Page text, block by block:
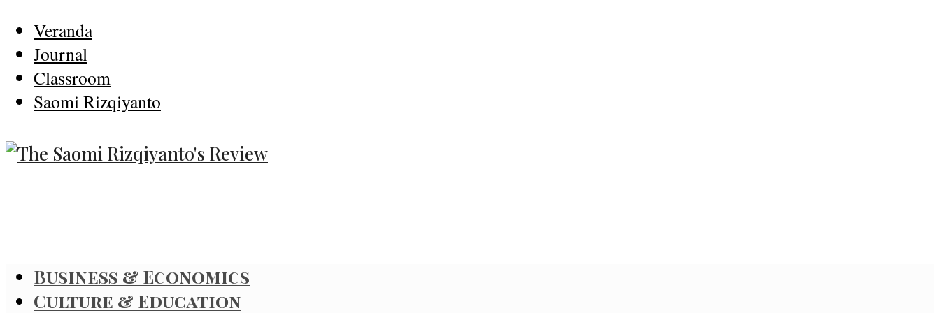
Veranda
Journal
Classroom
Saomi Rizqiyanto
Business & Economics
Culture & Education